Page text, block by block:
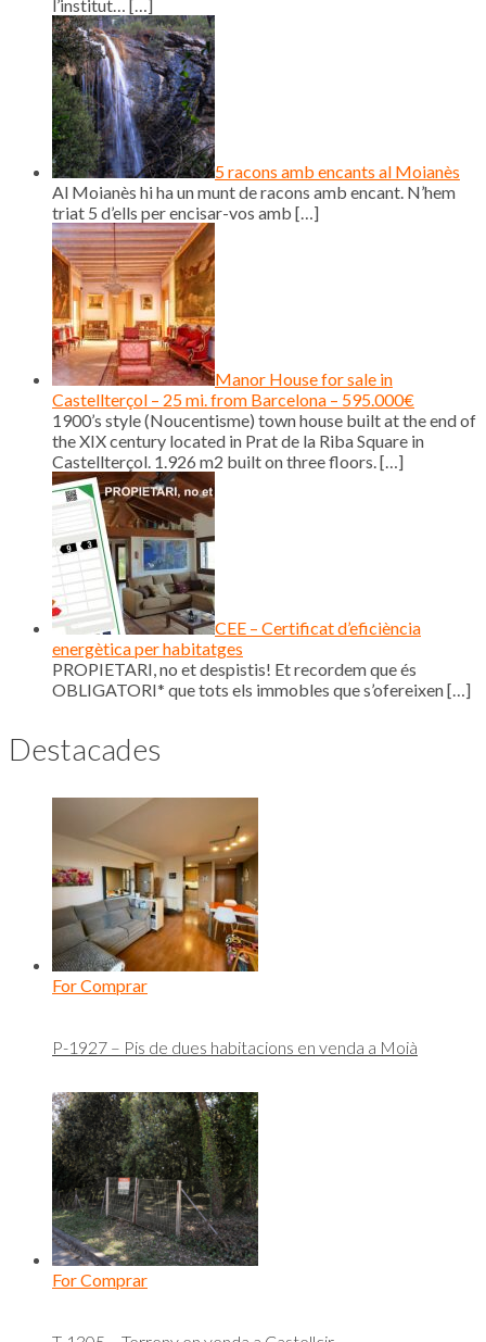
l’institut… […]
5 racons amb encants al Moianès
Al Moianès hi ha un munt de racons amb encant. N’hem
triat 5 d’ells per encisar-vos amb […]
Manor House for sale in
Castellterçol – 25 mi. from Barcelona – 595.000€
1900’s style (Noucentisme) town house built at the end of
the XIX century located in Prat de la Riba Square in
Castellterçol. 1.926 m2 built on three floors.[…]
CEE – Certificat d’eficiència
energètica per habitatges
PROPIETARI, no et despistis! Et recordem que és
OBLIGATORI* que tots els immobles que s’ofereixen[…]
Destacades
For Comprar
P-1927 – Pis de dues habitacions en venda a Moià
For Comprar